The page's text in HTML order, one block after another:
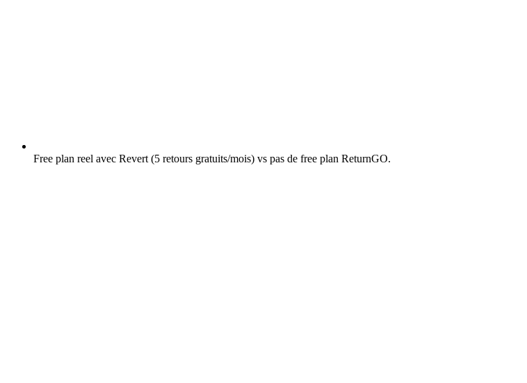
Free plan reel avec Revert (5 retours gratuits/mois) vs pas de free plan ReturnGO.